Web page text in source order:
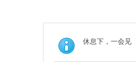
休息下，一会见